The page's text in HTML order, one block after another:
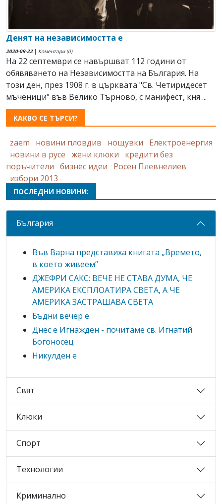
Денят на независимостта е
2020-09-22| Коментари (0)
На 22 септември се навършват 112 години от
обявяването на Независимостта на България. На
този ден, през 1908 г. в църквата "Св. Четиридесет
мъченици" във Велико Търново, с манифест, кня ...
КАКВО СЕ ТЪРСИ?
zaem новини пловдив нощувки
Електроенергия
новини в русе жени клюки
кредити без
поръчители бизнес идеи
Росен Плевнелиев
избори 2013
ПОСЛЕДНИ НОВИНИ:
България
Във Варна представиха книгата „Времето,
в което живеем“
ДЖЕФРИ САКС: ВЕЧЕ НЕ СТАВА ДУМА, ЧЕ
АМЕРИКА ЕКСПЛОАТИРА СВЕТА, А ЧЕ
АМЕРИКА ЗАСТРАШАВА СВЕТА
Бъдни вечер е
Днес е Игнажден - почитаме св. Игнатий
Богоносец
Никулден е
Свят
Клюки
Спорт
Технологии
Криминално